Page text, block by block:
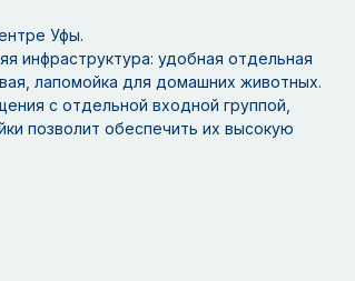
Уфы.
инфраструктура: удобная отдельная
лапомойка для домашних животных.
с отдельной входной группой,
позволит обеспечить их высокую